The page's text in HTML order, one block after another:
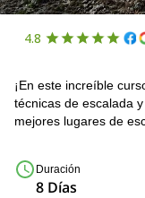
4.8
¡En este increíble
técnicas de escalada
mejores lugares de
Duración
8 Días